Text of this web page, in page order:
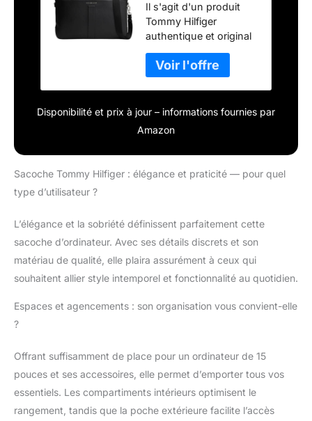
AM0AM13655
Sacoche
d'ordinateur pour
homme, noir
(noir), taille
unique, Noir
Il s'agit d'un produit
Tommy Hilfiger
authentique et original
Disponibilité et prix à jour – informations fournies par
Amazon
Sacoche Tommy Hilfiger : élégance et praticité — pour quel
type d’utilisateur ?
L’élégance et la sobriété définissent parfaitement cette
sacoche d’ordinateur. Avec ses détails discrets et son
matériau de qualité, elle plaira assurément à ceux qui
souhaitent allier style intemporel et fonctionnalité au quotidien.
Espaces et agencements : son organisation vous convient-elle
?
Offrant suffisamment de place pour un ordinateur de 15
pouces et ses accessoires, elle permet d’emporter tous vos
essentiels. Les compartiments intérieurs optimisent le
rangement, tandis que la poche extérieure facilite l’accès